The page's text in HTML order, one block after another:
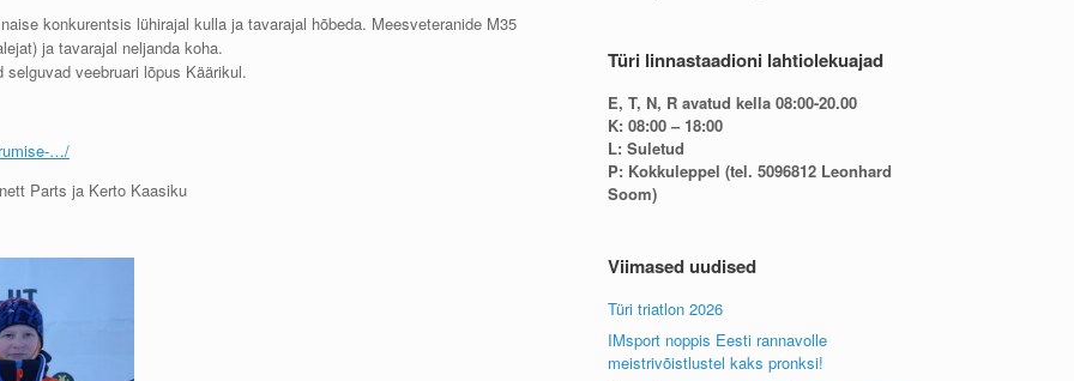
konkurentsis lühirajal kulla ja tavarajal hõbeda. Meesveteranide M35
ja tavarajal neljanda koha.
veebruari lõpus Käärikul.
…/
Parts ja Kerto Kaasiku
Türi linnastaadioni lahtiolekuajad
E, T, N, R avatud kella 08:00-20.00
K: 08:00 – 18:00
L: Suletud
P: Kokkuleppel (tel. 5096812 Leonhard
Soom)
Viimased uudised
Türi triatlon 2026
IMsport noppis Eesti rannavolle
meistrivõistlustel kaks pronksi!